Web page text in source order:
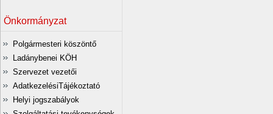
Önkormányzat
Polgármesteri köszöntő
Ladánybenei KÖH
Szervezet vezetői
AdatkezelésiTájékoztató
Helyi jogszabályok